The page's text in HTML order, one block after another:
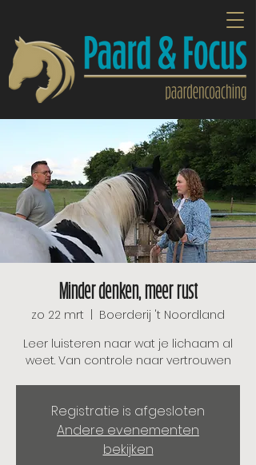
Minder denken, meer rust
zo 22 mrt
Boerderij 't Noordland
Leer luisteren naar wat je lichaam al
weet. Van controle naar vertrouwen
Registratie is afgesloten
Andere evenementen
bekijken